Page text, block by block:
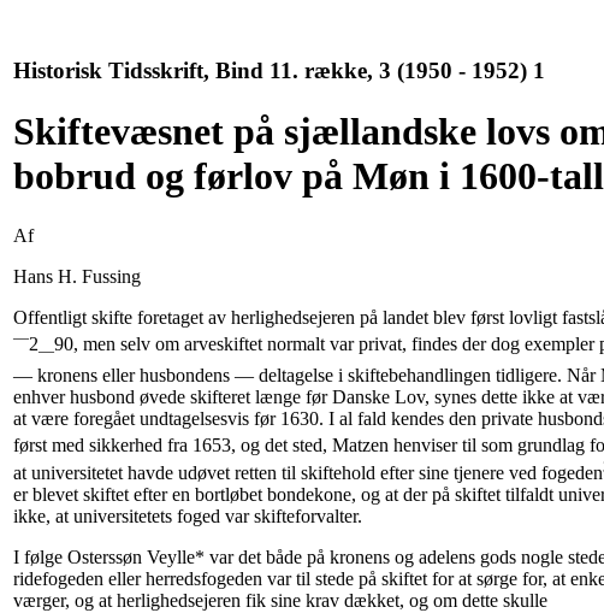
Historisk Tidsskrift, Bind 11. række, 3 (1950 - 1952) 1
Skiftevæsnet på sjællandske lovs
bobrud og førlov på Møn i 1600-
Af
Hans H. Fussing
Offentligt skifte foretaget av herlighedsejeren på landet blev først lovligt
—2—90, men selv om arveskiftet normalt var privat, findes der dog exempler
— kronens eller husbondens — deltagelse i skiftebehandlingen tidligere. Når
enhver husbond øvede skifteret længe før Danske Lov, synes dette ikke at
at være foregået undtagelsesvis før 1630. I al fald kendes den private
først med sikkerhed fra 1653, og det sted, Matzen henviser til som grundlag
at universitetet havde udøvet retten til skiftehold efter sine tjenere ved fogeden
er blevet skiftet efter en bortløbet bondekone, og at der på skiftet tilfaldt
ikke, at universitetets foged var skifteforvalter.
I følge Osterssøn Veylle* var det både på kronens og adelens gods nogle
ridefogeden eller herredsfogeden var til stede på skiftet for at sørge for, at
værger, og at herlighedsejeren fik sine krav dækket, og om dette skulle